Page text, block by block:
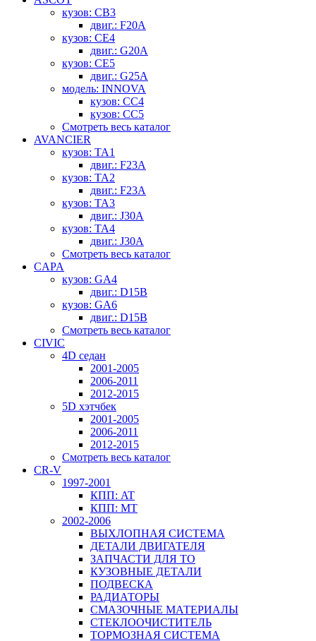
кузов: CB3
двиг.: F20A
кузов: CE4
двиг.: G20A
кузов: CE5
двиг.: G25A
модель: INNOVA
кузов: CC4
кузов: CC5
Смотреть весь каталог
AVANCIER
кузов: TA1
двиг.: F23A
кузов: TA2
двиг.: F23A
кузов: TA3
двиг.: J30A
кузов: TA4
двиг.: J30A
Смотреть весь каталог
CAPA
кузов: GA4
двиг.: D15B
кузов: GA6
двиг.: D15B
Смотреть весь каталог
CIVIC
4D седан
2001-2005
2006-2011
2012-2015
5D хэтчбек
2001-2005
2006-2011
2012-2015
Смотреть весь каталог
CR-V
1997-2001
КПП: AT
КПП: MT
2002-2006
ВЫХЛОПНАЯ СИСТЕМА
ДЕТАЛИ ДВИГАТЕЛЯ
ЗАПЧАСТИ ДЛЯ ТО
КУЗОВНЫЕ ДЕТАЛИ
ПОДВЕСКА
РАДИАТОРЫ
СМАЗОЧНЫЕ МАТЕРИАЛЫ
СТЕКЛООЧИСТИТЕЛЬ
ТОРМОЗНАЯ СИСТЕМА